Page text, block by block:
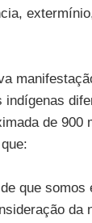
de 900
que somos
da